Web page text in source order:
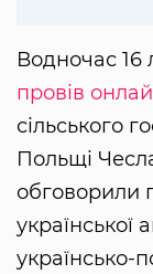
Водночас
провів
сільського
Польщі
обговорили
української
українсько-